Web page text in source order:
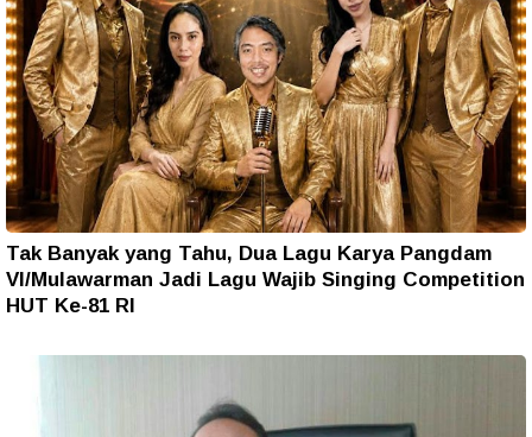
Tak Banyak yang Tahu, Dua Lagu Karya Pangdam
VI/Mulawarman Jadi Lagu Wajib Singing Competition
HUT Ke-81 RI